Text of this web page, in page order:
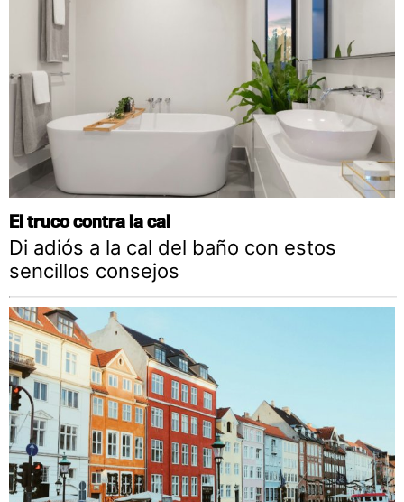
El truco contra la cal
Di adiós a la cal del baño con estos
sencillos consejos